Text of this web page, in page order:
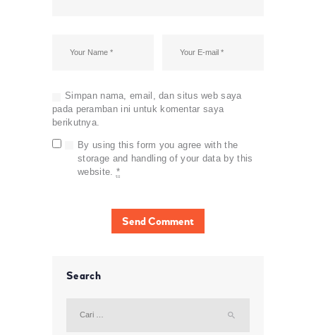
Simpan nama, email, dan situs web saya
pada peramban ini untuk komentar saya
berikutnya.
By using this form you agree with the
storage and handling of your data by this
website. *
Search
untuk: